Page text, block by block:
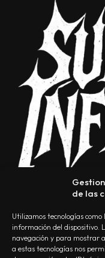
de las
Utilizamos tecnologías
información del dispositivo.
navegación y para mostrar
a estas tecnologías nos